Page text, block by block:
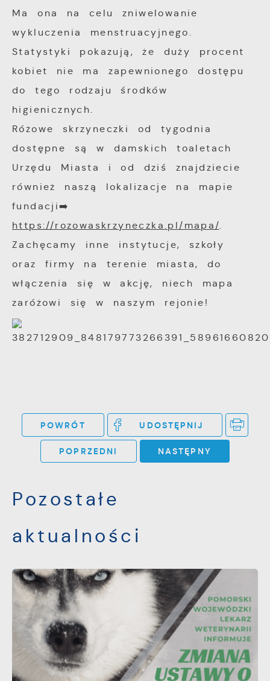
Ma ona na celu zniwelowanie
wykluczenia menstruacyjnego.
Statystyki pokazują, że duży procent
kobiet nie ma zapewnionego dostępu
do tego rodzaju środków
higienicznych.
Różowe skrzyneczki od tygodnia
dostępne są w damskich toaletach
Urzędu Miasta i od dziś znajdziecie
również naszą lokalizacje na mapie
fundacji➡️
https://rozowaskrzyneczka.pl/mapa/.
Zachęcamy inne instytucje, szkoły
oraz firmy na terenie miasta, do
włączenia się w akcję, niech mapa
zaróżowi się w naszym rejonie!
POWRÓT UDOSTĘPNIJ
POPRZEDNI NASTĘPNY
Pozostałe
aktualności
naszych serwisów internetowych pod
popularności wśród użytkowników. Zgromadzone
informacje są przetwarzane w formie
Wyrażenie zgody na analityczne pliki cookies
gwarantuje dostępność wszystkich
Reklamowe
najciekawsze informacje i aktualności na
naszych partnerów.
Promocyjne pliki cookies służą do
naszych komunikatów na podstawie analizy
upodobań oraz Twoich zwyczajów dotyczących
przeglądanej witryny internetowej. Treści
dostawców usług. Firmy te działają w
pośredników prezentujących nasze treści w
wiadomości, ofert, komunikatów mediów
społecznościowych.